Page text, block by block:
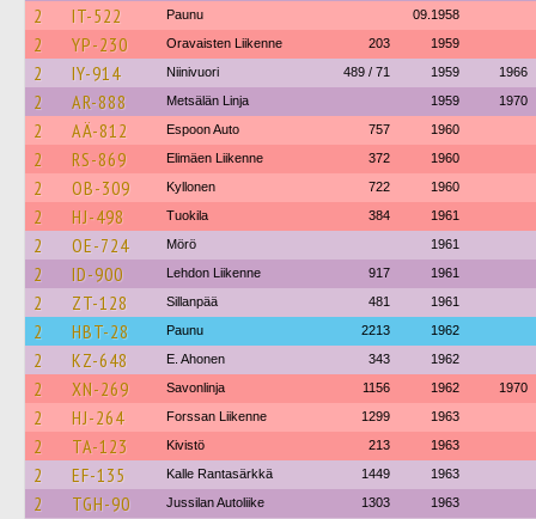
2 IT-522 Paunu 09.1958
2 YP-230 Oravaisten Liikenne 203 1959
2 IY-914 Niinivuori 489 / 71 1959 1966
2 AR-888 Metsälän Linja 1959 1970
2 AÄ-812 Espoon Auto 757 1960
2 RS-869 Elimäen Liikenne 372 1960
2 OB-309 Kyllonen 722 1960
2 HJ-498 Tuokila 384 1961
2 OE-724 Mörö 1961
2 ID-900 Lehdon Liikenne 917 1961
2 ZT-128 Sillanpää 481 1961
2 HBT-28 Paunu 2213 1962
2 KZ-648 E. Ahonen 343 1962
2 XN-269 Savonlinja 1156 1962 1970
2 HJ-264 Forssan Liikenne 1299 1963
2 TA-123 Kivistö 213 1963
2 EF-135 Kalle Rantasärkkä 1449 1963
2 TGH-90 Jussilan Autoliike 1303 1963